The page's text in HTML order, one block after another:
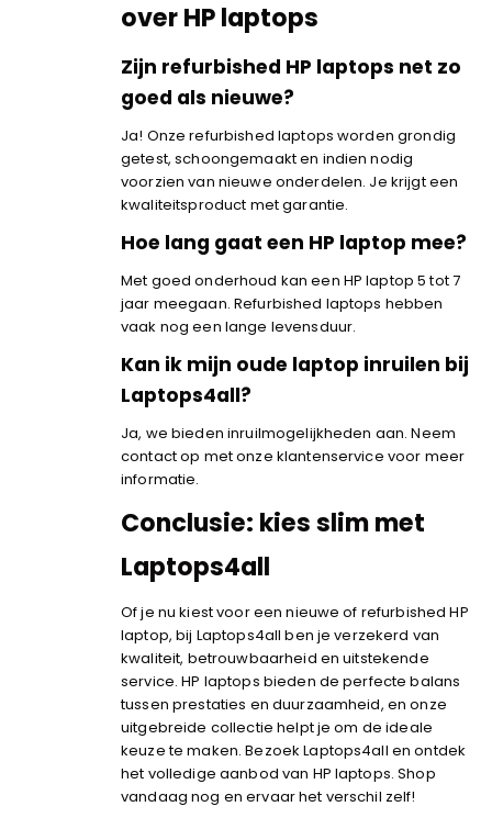
over HP laptops
Zijn refurbished HP laptops net zo
goed als nieuwe?
Ja! Onze refurbished laptops worden grondig
getest, schoongemaakt en indien nodig
voorzien van nieuwe onderdelen. Je krijgt een
kwaliteitsproduct met garantie.
Hoe lang gaat een HP laptop mee?
Met goed onderhoud kan een HP laptop 5 tot 7
jaar meegaan. Refurbished laptops hebben
vaak nog een lange levensduur.
Kan ik mijn oude laptop inruilen bij
Laptops4all?
Ja, we bieden inruilmogelijkheden aan. Neem
contact op met onze klantenservice voor meer
informatie.
Conclusie: kies slim met
Laptops4all
Of je nu kiest voor een nieuwe of refurbished HP
laptop, bij Laptops4all ben je verzekerd van
kwaliteit, betrouwbaarheid en uitstekende
service. HP laptops bieden de perfecte balans
tussen prestaties en duurzaamheid, en onze
uitgebreide collectie helpt je om de ideale
keuze te maken. BezoekLaptops4all en ontdek
het volledige aanbod van HP laptops. Shop
vandaag nog en ervaar het verschil zelf!